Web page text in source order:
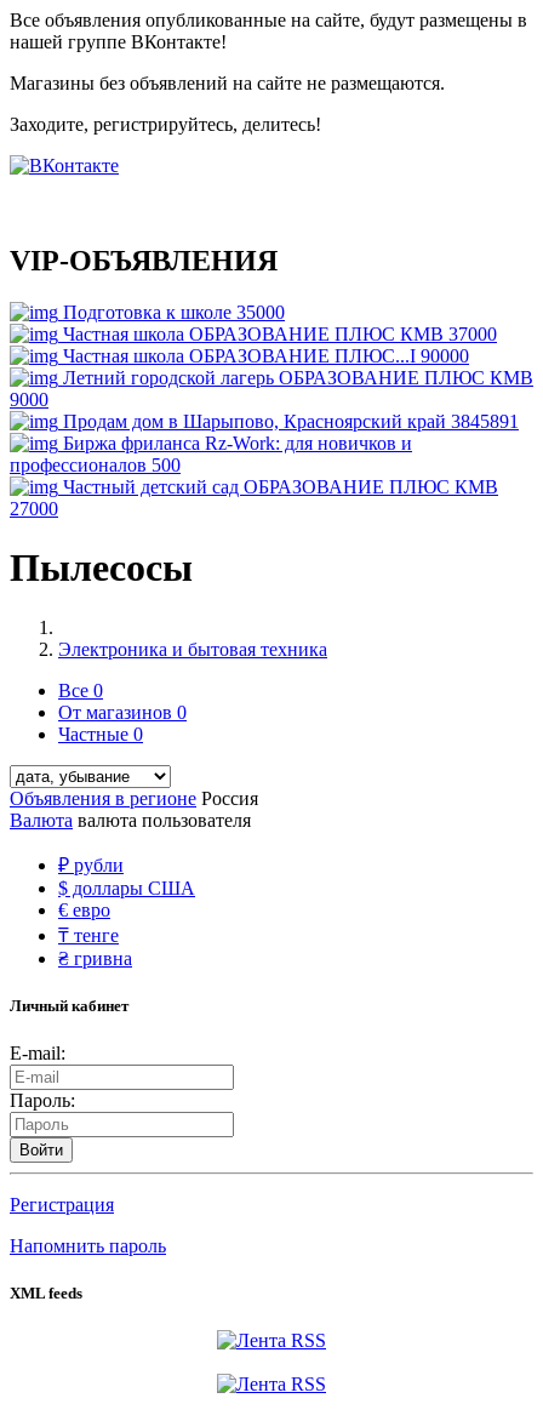
Все объявления опубликованные на сайте, будут размещены в
нашей группе ВКонтакте!
Магазины без объявлений на сайте не размещаются.
Заходите, регистрируйтесь, делитесь!
VIP-ОБЪЯВЛЕНИЯ
Подготовка к школе 35000
Частная школа ОБРАЗОВАНИЕ ПЛЮС КМВ 37000
Частная школа ОБРАЗОВАНИЕ ПЛЮС...I 90000
Летний городской лагерь ОБРАЗОВАНИЕ ПЛЮС КМВ
9000
Продам дом в Шарыпово, Красноярский край 3845891
Биржа фриланса Rz-Work: для новичков и
профессионалов 500
Частный детский сад ОБРАЗОВАНИЕ ПЛЮС КМВ
27000
Пылесосы
Электроника и бытовая техника
Все 0
От магазинов 0
Частные 0
Объявления в регионе Россия
Валюта валюта пользователя
₽ рубли
$ доллары США
€ евро
₸ тенге
₴ гривна
Личный кабинет
E-mail:
Пароль:
Войти
Регистрация
Напомнить пароль
XML feeds